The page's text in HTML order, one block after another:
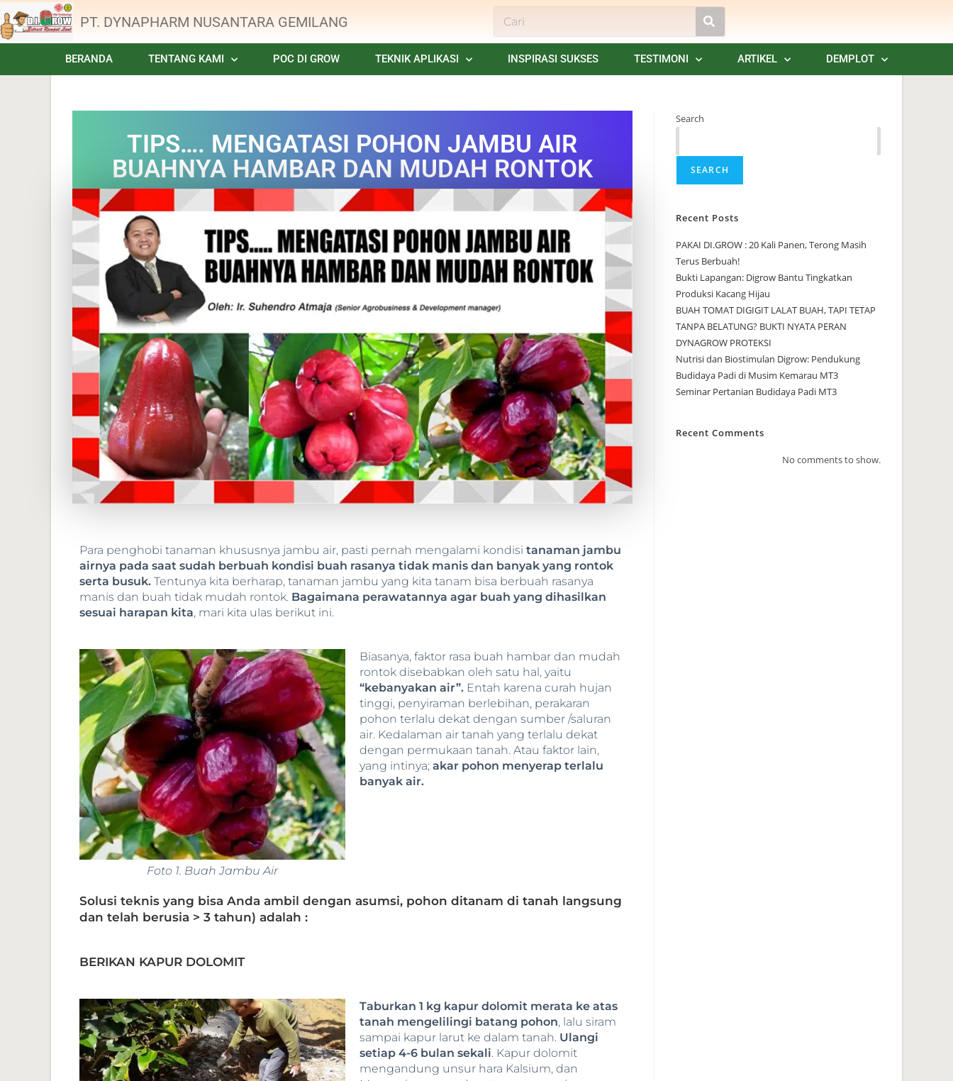
PT. DYNAPHARM NUSANTARA GEMILANG
BERANDA TENTANG KAMI POC DI GROW TEKNIK APLIKASI INSPIRASI SUKSES TESTIMONI ARTIKEL DEMPLOT
TIPS…. MENGATASI POHON JAMBU AIR
BUAHNYA HAMBAR DAN MUDAH RONTOK
Para penghobi tanaman khususnya jambu air, pasti pernah mengalami kondisi tanaman jambu
airnya pada saat sudah berbuah kondisi buah rasanya tidak manis dan banyak yang rontok
serta busuk. Tentunya kita berharap, tanaman jambu yang kita tanam bisa berbuah rasanya
manis dan buah tidak mudah rontok. Bagaimana perawatannya agar buah yang dihasilkan
sesuai harapan kita, mari kita ulas berikut ini.
Foto 1. Buah Jambu Air
Biasanya, faktor rasa buah hambar dan mudah
rontok disebabkan oleh satu hal, yaitu
“kebanyakan air”.Entah karena curah hujan
tinggi, penyiraman berlebihan, perakaran
pohon terlalu dekat dengan sumber /saluran
air. Kedalaman air tanah yang terlalu dekat
dengan permukaan tanah. Atau faktor lain,
yang intinya; akar pohon menyerap terlalu
banyak air.
Solusi teknis yang bisa Anda ambil dengan asumsi, pohon ditanam di tanah langsung
dan telah berusia > 3 tahun) adalah :
BERIKAN KAPUR DOLOMIT
Taburkan 1 kg kapur dolomit merata ke atas
tanah mengelilingi batang pohon, lalu siram
sampai kapur larut ke dalam tanah. Ulangi
setiap 4-6 bulan sekali. Kapur dolomit
mengandung unsur hara Kalsium, dan
Search
SEARCH
Recent Posts
PAKAI DI.GROW : 20 Kali Panen, Terong Masih
Terus Berbuah!
Bukti Lapangan: Digrow Bantu Tingkatkan
Produksi Kacang Hijau
BUAH TOMAT DIGIGIT LALAT BUAH, TAPI TETAP
TANPA BELATUNG? BUKTI NYATA PERAN
DYNAGROW PROTEKSI
Nutrisi dan Biostimulan Digrow: Pendukung
Budidaya Padi di Musim Kemarau MT3
Seminar Pertanian Budidaya Padi MT3
Recent Comments
No comments to show.